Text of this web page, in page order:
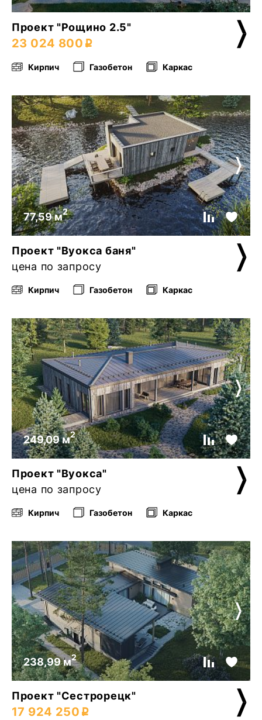
Проект "Рощино 2.5"
23 024 800
Кирпич Газобетон Каркас
77,59 м2
Проект "Вуокса баня"
цена по запросу
Кирпич Газобетон Каркас
249,09 м2
Проект "Вуокса"
цена по запросу
Кирпич Газобетон Каркас
238,99 м2
Проект "Сестрорецк"
17 924 250